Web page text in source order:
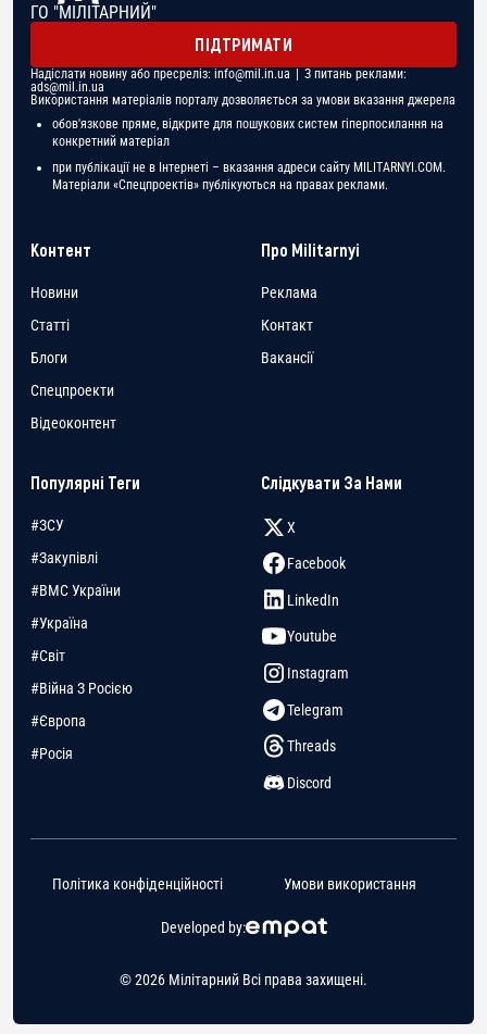
ГО "МІЛІТАРНИЙ"
ПІДТРИМАТИ
Надіслати новину або пресреліз: info@mil.in.ua | З питань реклами:
ads@mil.in.ua
Використання матеріалів порталу дозволяється за умови вказання джерела
обов'язкове пряме, відкрите для пошукових систем гіперпосилання на
конкретний матеріал
при публікації не в Інтернеті – вказання адреси сайту MILITARNYI.COM.
Матеріали «Спецпроектів» публікуються на правах реклами.
Контент
Новини
Статті
Блоги
Спецпроекти
Відеоконтент
Про Militarnyi
Реклама
Контакт
Вакансії
Популярні Теги
#ЗСУ
#Закупівлі
#ВМС України
#Україна
#Світ
#Війна З Росією
#Європа
#Росія
Слідкувати За Нами
X
Facebook
LinkedIn
Youtube
Instagram
Telegram
Threads
Discord
© 2026 Мілітарний Всі права захищені.
Developed by:
Політика конфіденційності Умови використання